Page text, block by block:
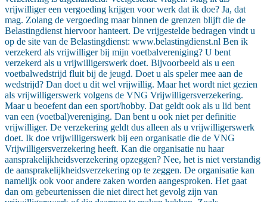
vrijwilliger een vergoeding krijgen voor werk dat ik doe? Ja, dat
mag. Zolang de vergoeding maar binnen de grenzen blijft die de
Belastingdienst hiervoor hanteert. De vrijgestelde bedragen vindt u
op de site van de Belastingdienst: www.belastingdienst.nl Ben ik
verzekerd als vrijwilliger bij mijn voetbalvereniging? U bent
verzekerd als u vrijwilligerswerk doet. Bijvoorbeeld als u een
voetbalwedstrijd fluit bij de jeugd. Doet u als speler mee aan de
wedstrijd? Dan doet u dit wel vrijwillig. Maar het wordt niet gezien
als vrijwilligerswerk volgens de VNG Vrijwilligersverzekering.
Maar u beoefent dan een sport/hobby. Dat geldt ook als u lid bent
van een (voetbal)vereniging. Dan bent u ook niet per definitie
vrijwilliger. De verzekering geldt dus alleen als u vrijwilligerswerk
doet. Ik doe vrijwilligerswerk bij een organisatie die de VNG
Vrijwilligersverzekering heeft. Kan die organisatie nu haar
aansprakelijkheidsverzekering opzeggen? Nee, het is niet verstandig
de aansprakelijkheidsverzekering op te zeggen. De organisatie kan
namelijk ook voor andere zaken worden aangesproken. Het gaat
dan om gebeurtenissen die niet direct het gevolg zijn van